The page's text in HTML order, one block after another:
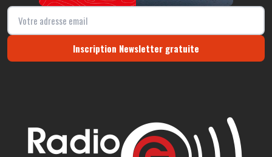
Inscription Newsletter gratuite